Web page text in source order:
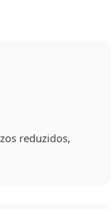
reduzidos,